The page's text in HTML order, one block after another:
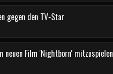
gegen den TV-Star
neuen Film 'Nightborn' mitzuspielen